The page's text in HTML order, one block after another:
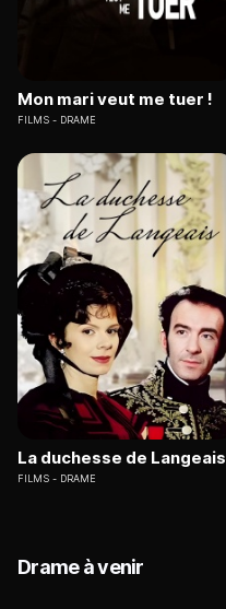
Mon mari veut me tuer !
FILMS DRAME
La duchesse de Langeais
FILMS DRAME
Drame à venir